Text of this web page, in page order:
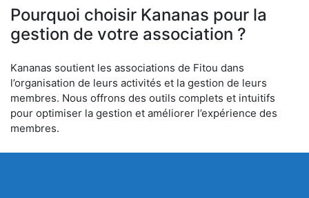
Pourquoi choisir Kananas pour la
gestion de votre association ?
Kananas soutient les associations de Fitou dans
l’organisation de leurs activités et la gestion de leurs
membres. Nous offrons des outils complets et intuitifs
pour optimiser la gestion et améliorer l’expérience des
membres.